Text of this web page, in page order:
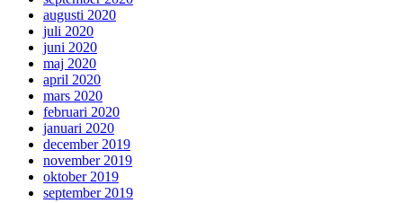
augusti 2020
juli 2020
juni 2020
maj 2020
april 2020
mars 2020
februari 2020
januari 2020
december 2019
november 2019
oktober 2019
september 2019